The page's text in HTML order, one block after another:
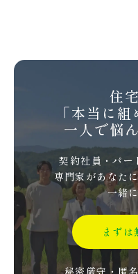
住
「本当に
一人で悩
契約社員・パ
専門家があなた
一緒
まずは
秘密厳守・匿